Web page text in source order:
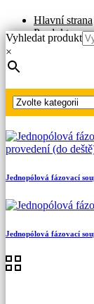
Hlavní strana
Produkty
Fázovací
Vyhledat produkt
×
Jednopólová fázovací
Jednopólová fázovací